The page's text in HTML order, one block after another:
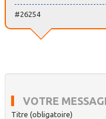
Dossiers
#26254
VOTRE
Titre (obligatoire)